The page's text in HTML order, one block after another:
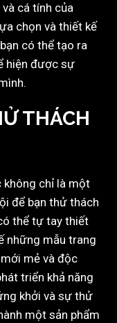
cá tính của
chọn và thiết kế
có thể tạo ra
hiện được sự
THÁCH
chỉ là một
để bạn thử thách
thể tự tay thiết
những mẫu trang
mẻ và độc
triển khả năng
khởi và sự thử
một sản phẩm